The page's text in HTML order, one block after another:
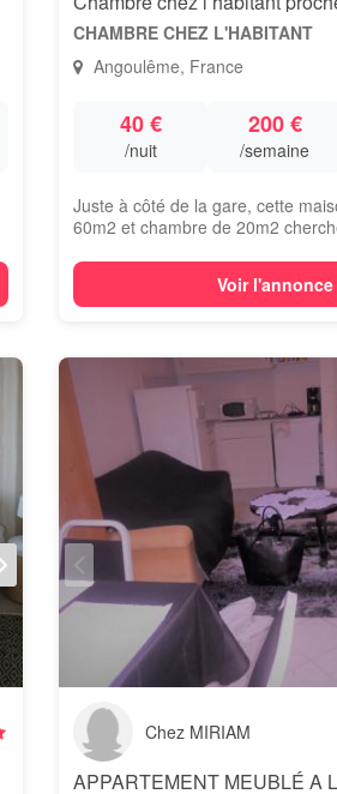
CHAMBRE CHEZ L'HABITANT
Angoulême, France
40 €
/nuit
200 €
/semaine
Juste à côté de la gare, cette
60m2 et chambre de 20m2
Voir l'annonce
Chez MIRIAM